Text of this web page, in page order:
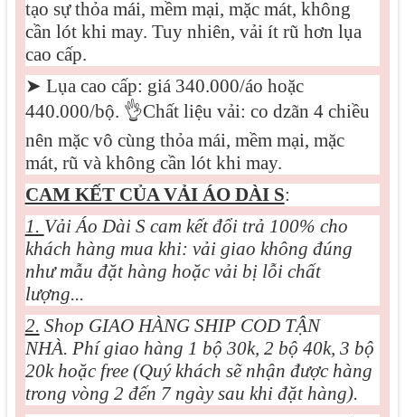
tạo sự thỏa mái, mềm mại, mặc mát, không
cần lót khi may. Tuy nhiên, vải ít rũ hơn lụa
cao cấp.
➤ Lụa cao cấp: giá 340.000/áo hoặc
440.000/bộ. 👌Chất liệu vải: co dzãn 4 chiều
nên mặc vô cùng thỏa mái, mềm mại, mặc
mát, rũ và không cần lót khi may.
CAM KẾT CỦA VẢI ÁO DÀI S:
1. Vải Áo Dài S cam kết đổi trả 100% cho
khách hàng mua khi: vải giao không đúng
như mẫu đặt hàng hoặc vải bị lỗi chất
lượng...
2. Shop GIAO HÀNG SHIP COD TẬN
NHÀ. Phí giao hàng 1 bộ 30k, 2 bộ 40k, 3 bộ
20k hoặc free (Quý khách sẽ nhận được hàng
trong vòng 2 đến 7 ngày sau khi đặt hàng).